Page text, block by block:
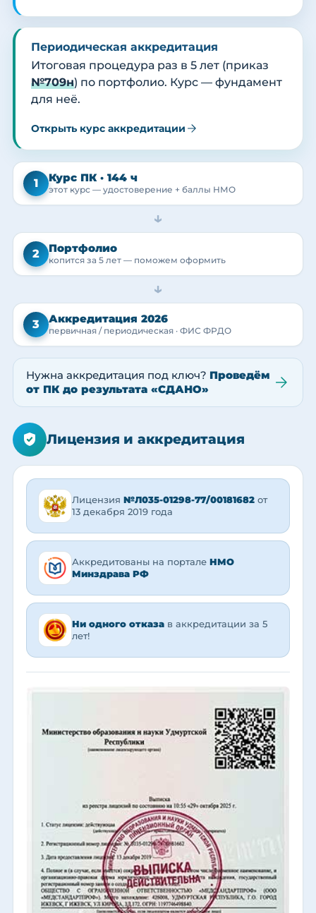
Периодическая аккредитация
Итоговая процедура раз в 5 лет (приказ
№709н) по портфолио. Курс — фундамент
для неё.
Открыть курс аккредитации
1 Курс ПК · 144 ч
этот курс — удостоверение + баллы НМО
→
2 Портфолио
копится за 5 лет — поможем оформить
→
3 Аккредитация 2026
первичная / периодическая · ФИС ФРДО
Нужна аккредитация под ключ? Проведём
от ПК до результата «СДАНО»
Лицензия и аккредитация
Лицензия №Л035-01298-77/00181682 от
13 декабря 2019 года
Аккредитованы на портале НМО
Минздрава РФ
Ни одного отказа в аккредитации за 5
лет!